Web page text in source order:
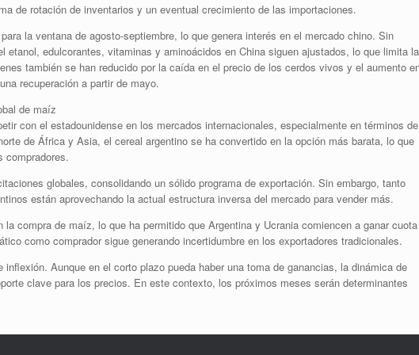
de rotación de inventarios y un eventual crecimiento de las importaciones.
la ventana de agosto-septiembre, lo que genera interés en el mercado chino. Sin
etanol, edulcorantes, vitaminas y aminoácidos en China siguen ajustados, lo que limita la
también se han reducido por la caída en el precio de los cerdos vivos y el aumento
recuperación a partir de mayo.
de maíz
con el estadounidense en los mercados internacionales, especialmente en términos de
de África y Asia, el cereal argentino se ha convertido en la opción más barata, lo que
compradores.
globales, consolidando un sólido programa de exportación. Sin embargo, tanto
están aprovechando la actual estructura inversa del mercado para vender más.
compra de maíz, lo que ha permitido que Argentina y Ucrania comiencen a ganar cuota
como comprador sigue generando incertidumbre en los exportadores tradicionales.
Aunque en el corto plazo pueda haber una toma de ganancias, la dinámica de
clave para los precios. En este contexto, los próximos meses serán determinantes